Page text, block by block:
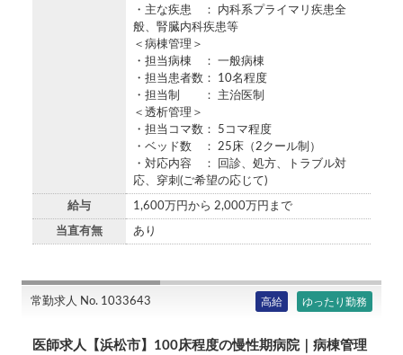
・主な疾患 ： 内科系プライマリ疾患全
般、腎臓内科疾患等
＜病棟管理＞
・担当病棟 ： 一般病棟
・担当患者数： 10名程度
・担当制 ： 主治医制
＜透析管理＞
・担当コマ数： 5コマ程度
・ベッド数 ： 25床（2クール制）
・対応内容 ： 回診、処方、トラブル対
応、穿刺(ご希望の応じて)
給与 1,600万円から 2,000万円まで
当直有無 あり
常勤求人 No. 1033643 高給 ゆったり勤務
医師求人【浜松市】100床程度の慢性期病院｜病棟管理